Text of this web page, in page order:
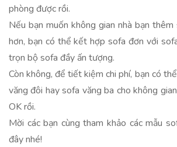
phòng được rồi.
Nếu bạn muốn không gian nhà bạn
hơn, bạn có thể kết hợp sofa đơn với
trọn bộ sofa đầy ấn tượng.
Còn không, để tiết kiệm chi phí, bạn có
văng đôi hay sofa văng ba cho không
OK rồi.
Mời các bạn cùng tham khảo các mẫu
đây nhé!